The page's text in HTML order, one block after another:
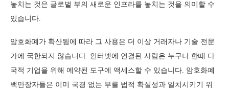
놓치는 것은 글로벌 부의 새로운 인프라를 놓치는 것을 의미할 수
있습니다.
암호화폐가 확산됨에 따라 그 사용은 더 이상 거래자나 기술 전문
가에 국한되지 않습니다. 인터넷에 연결된 사람은 누구나 한때 다
국적 기업을 위해 예약된 도구에 액세스할 수 있습니다. 암호화폐
백만장자들은 이미 국경 없는 부를 법적 확실성과 일치시키기 위